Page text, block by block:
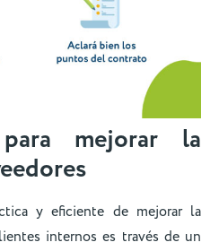
para mejorar la
y eficiente de mejorar la
internos es través de un